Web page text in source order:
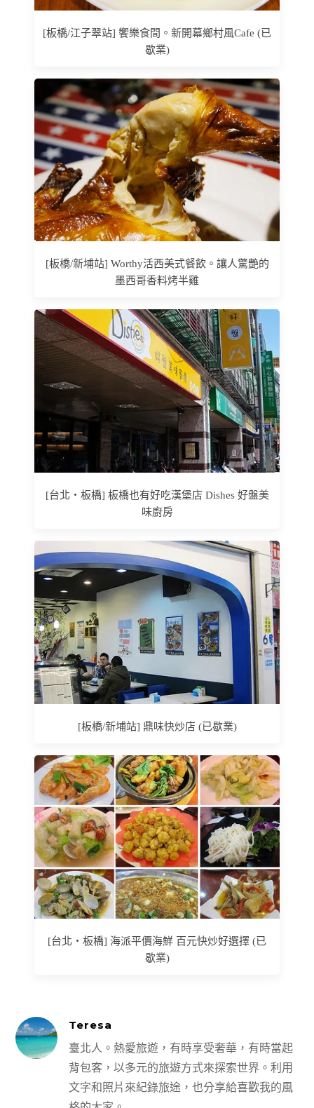
[板橋/江子翠站] 饗樂食間。新開幕鄉村風Cafe (已
歇業)
[板橋/新埔站] Worthy活西美式餐飲。讓人驚艷的
墨西哥香料烤半雞
[台北‧板橋] 板橋也有好吃漢堡店 Dishes 好盤美
味廚房
[板橋/新埔站] 鼎味快炒店 (已歇業)
[台北‧板橋] 海派平價海鮮 百元快炒好選擇 (已
歇業)
Teresa
臺北人。熱愛旅遊，有時享受奢華，有時當起
背包客，以多元的旅遊方式來探索世界。利用
文字和照片來紀錄旅途，也分享給喜歡我的風